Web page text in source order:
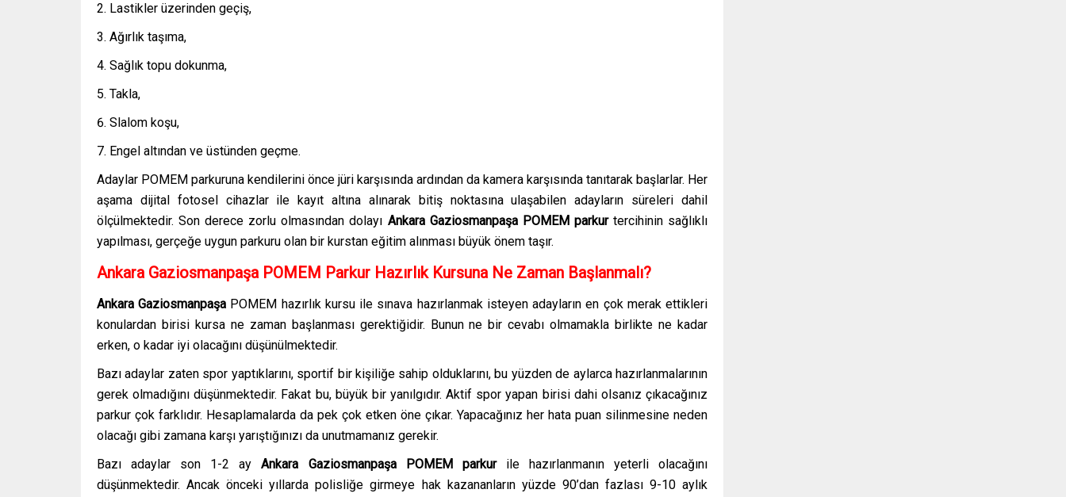
Lastikler üzerinden geçiş,
Ağırlık taşıma,
Sağlık topu dokunma,
Takla,
Slalom koşu,
Engel altından ve üstünden geçme.
Adaylar POMEM parkuruna kendilerini önce jüri karşısında ardından da kamera karşısında tanıtarak başlarlar. Her
aşama dijital fotosel cihazlar ile kayıt altına alınarak bitiş noktasına ulaşabilen adayların süreleri dahil
ölçülmektedir. Son derece zorlu olmasından dolayı Ankara Gaziosmanpaşa POMEM parkur tercihinin sağlıklı
yapılması, gerçeğe uygun parkuru olan bir kurstan eğitim alınması büyük önem taşır.
Ankara Gaziosmanpaşa POMEM Parkur Hazırlık Kursuna Ne Zaman Başlanmalı?
Ankara Gaziosmanpaşa POMEM hazırlık kursu ile sınava hazırlanmak isteyen adayların en çok merak ettikleri
konulardan birisi kursa ne zaman başlanması gerektiğidir. Bunun ne bir cevabı olmamakla birlikte ne kadar
erken, o kadar iyi olacağını düşünülmektedir.
Bazı adaylar zaten spor yaptıklarını, sportif bir kişiliğe sahip olduklarını, bu yüzden de aylarca hazırlanmalarının
gerek olmadığını düşünmektedir. Fakat bu, büyük bir yanılgıdır. Aktif spor yapan birisi dahi olsanız çıkacağınız
parkur çok farklıdır. Hesaplamalarda da pek çok etken öne çıkar. Yapacağınız her hata puan silinmesine neden
olacağı gibi zamana karşı yarıştığınızı da unutmamanız gerekir.
Bazı adaylar son 1-2 ayAnkara Gaziosmanpaşa POMEM parkur ile hazırlanmanın yeterli olacağını
düşünmektedir. Ancak önceki yıllarda polisliğe girmeye hak kazananların yüzde 90’dan fazlası 9-10 aylık